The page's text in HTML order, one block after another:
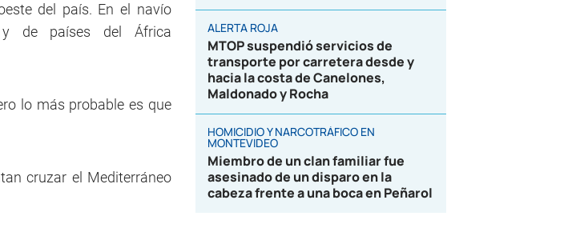
del país. En el navío
y de países del África
lo más probable es que
cruzar el Mediterráneo
ALERTA ROJA
MTOP suspendió servicios de
transporte por carretera desde y
hacia la costa de Canelones,
Maldonado y Rocha
HOMICIDIO Y NARCOTRÁFICO EN
MONTEVIDEO
Miembro de un clan familiar fue
asesinado de un disparo en la
cabeza frente a una boca en Peñarol